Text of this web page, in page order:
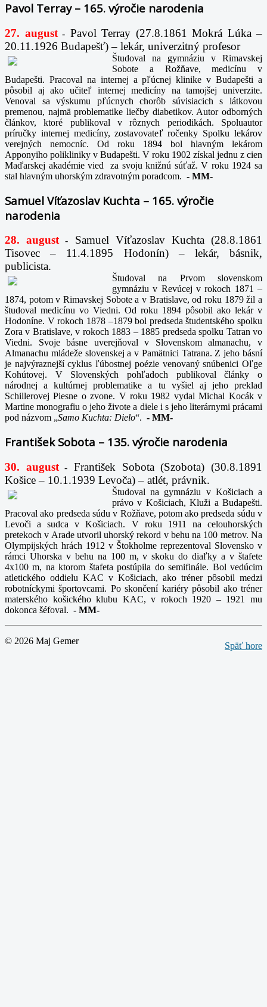
Pavol Terray – 165. výročie narodenia
27. august- Pavol Terray (27.8.1861 Mokrá Lúka –
20.11.1926 Budapešť) – lekár, univerzitný profesor
Študoval na gymnáziu v Rimavskej
Sobote a Rožňave, medicínu v
Budapešti. Pracoval na internej a pľúcnej klinike v Budapešti a
pôsobil aj ako učiteľ internej medicíny na tamojšej univerzite.
Venoval sa výskumu pľúcnych chorôb súvisiacich s látkovou
premenou, najmä problematike liečby diabetikov. Autor odborných
článkov, ktoré publikoval v rôznych periodikách. Spoluautor
príručky internej medicíny, zostavovateľ ročenky Spolku lekárov
verejných nemocníc. Od roku 1894 bol hlavným lekárom
Apponyiho polikliniky v Budapešti. V roku 1902 získal jednu z cien
Maďarskej akadémie vied za svoju knižnú súťaž. V roku 1924 sa
stal hlavným uhorským zdravotným poradcom. - MM-
Samuel Víťazoslav Kuchta – 165. výročie
narodenia
28. august -
Samuel Víťazoslav Kuchta (28.8.1861
Tisovec – 11.4.1895 Hodonín) – lekár, básnik,
publicista.
Študoval na Prvom slovenskom
gymnáziu v Revúcej v rokoch 1871 –
1874, potom v Rimavskej Sobote a v Bratislave, od roku 1879 žil a
študoval medicínu vo Viedni. Od roku 1894 pôsobil ako lekár v
Hodoníne. V rokoch 1878 –1879 bol predseda študentského spolku
Zora v Bratislave, v rokoch 1883 – 1885 predseda spolku Tatran vo
Viedni. Svoje básne uverejňoval v Slovenskom almanachu, v
Almanachu mládeže slovenskej a v Pamätnici Tatrana. Z jeho básní
je najvýraznejší cyklus ľúbostnej poézie venovaný snúbenici Oľge
Kohútovej. V Slovenských pohľadoch publikoval články o
národnej a kultúrnej problematike a tu vyšiel aj jeho preklad
Schillerovej Piesne o zvone. V roku 1982 vydal Michal Kocák v
Martine monografiu o jeho živote a diele i s jeho literárnymi prácami
pod názvom „Samo Kuchta: Dielo“. - MM-
František Sobota – 135. výročie narodenia
30. august-
František Sobota (Szobota) (30.8.1891
Košice – 10.1.1939 Levoča) – atlét, právnik.
Študoval na gymnáziu v Košiciach a
právo v Košiciach, Kluži a Budapešti.
Pracoval ako predseda súdu v Rožňave, potom ako predseda súdu v
Levoči a sudca v Košiciach. V roku 1911 na celouhorských
pretekoch v Arade utvoril uhorský rekord v behu na 100 metrov. Na
Olympijských hrách 1912 v Štokholme reprezentoval Slovensko v
rámci Uhorska v behu na 100 m, v skoku do diaľky a v štafete
4x100 m, na ktorom štafeta postúpila do semifinále. Bol vedúcim
atletického oddielu KAC v Košiciach, ako tréner pôsobil medzi
robotníckymi športovcami. Po skončení kariéry pôsobil ako tréner
materského košického klubu KAC, v rokoch 1920 – 1921 mu
dokonca šéfoval. - MM-
Späť hore
© 2026 Maj Gemer